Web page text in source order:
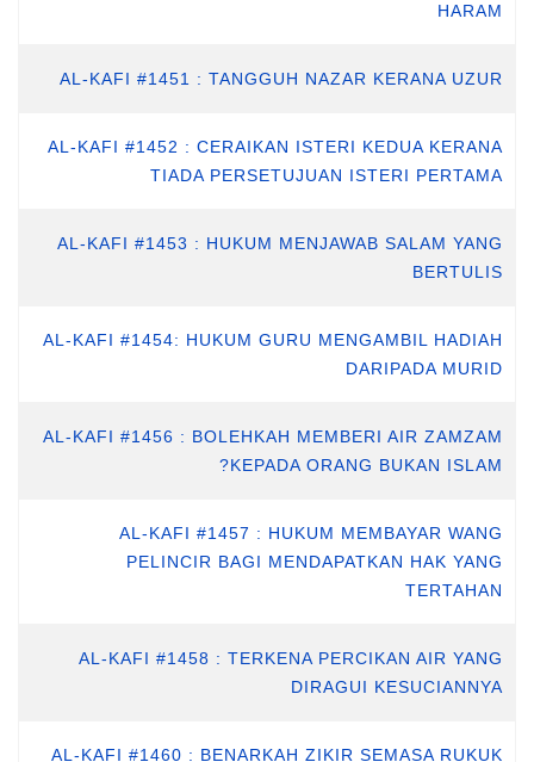
HARAM
AL-KAFI #1451 : TANGGUH NAZAR KERANA UZUR
AL-KAFI #1452 : CERAIKAN ISTERI KEDUA KERANA
TIADA PERSETUJUAN ISTERI PERTAMA
AL-KAFI #1453 : HUKUM MENJAWAB SALAM YANG
BERTULIS
AL-KAFI #1454: HUKUM GURU MENGAMBIL HADIAH
DARIPADA MURID
AL-KAFI #1456 : BOLEHKAH MEMBERI AIR ZAMZAM
KEPADA ORANG BUKAN ISLAM?
AL-KAFI #1457 : HUKUM MEMBAYAR WANG
PELINCIR BAGI MENDAPATKAN HAK YANG
TERTAHAN
AL-KAFI #1458 : TERKENA PERCIKAN AIR YANG
DIRAGUI KESUCIANNYA
AL-KAFI #1460 : BENARKAH ZIKIR SEMASA RUKUK